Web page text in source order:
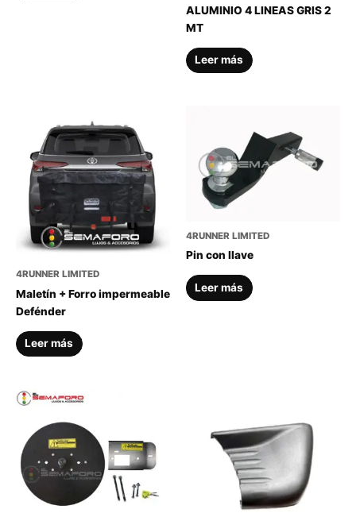
ALUMINIO 4 LINEAS GRIS 2
MT
Leer más
4RUNNER LIMITED
Maletín + Forro impermeable
Defénder
Leer más
4RUNNER LIMITED
Pin con llave
Leer más